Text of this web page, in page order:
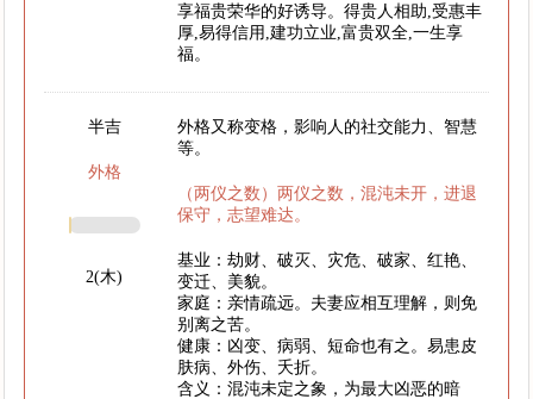
享福贵荣华的好诱导。得贵人相助,受惠丰
厚,易得信用,建功立业,富贵双全,一生享
福。
半吉
外格
2(木)
外格又称变格，影响人的社交能力、智慧
等。
（两仪之数）两仪之数，混沌未开，进退
保守，志望难达。
基业：劫财、破灭、灾危、破家、红艳、
变迁、美貌。
家庭：亲情疏远。夫妻应相互理解，则免
别离之苦。
健康：凶变、病弱、短命也有之。易患皮
肤病、外伤、夭折。
含义：混沌未定之象，为最大凶恶的暗